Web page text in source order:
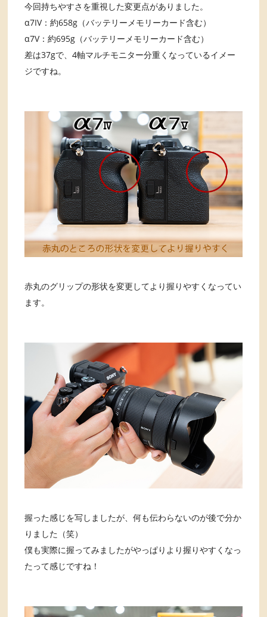
今回持ちやすさを重視した変更点がありました。
α7IV：約658g（バッテリーメモリーカード含む）
α7V：約695g（バッテリーメモリーカード含む）
差は37gで、4軸マルチモニター分重くなっているイメー
ジですね。
赤丸のグリップの形状を変更してより握りやすくなってい
ます。
握った感じを写しましたが、何も伝わらないのが後で分か
りました（笑）
僕も実際に握ってみましたがやっぱりより握りやすくなっ
たって感じですね！